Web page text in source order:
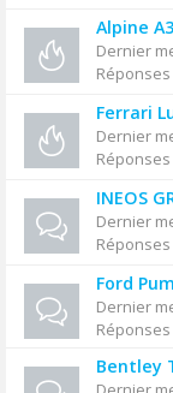
Alpine
Dernier
Réponses
Ferrari
Dernier
Réponses
INEOS
Dernier
Réponses
Ford
Dernier
Réponses
Bentley